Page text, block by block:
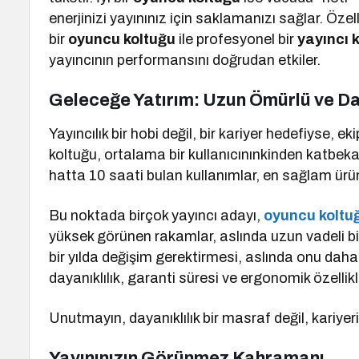
enerjinizi yayınınız için saklamanızı sağlar.
bir oyuncu koltuğu ile profesyonel biryayıncı
yayıncının performansını doğrudan etkiler.
Geleceğe Yatırım: Uzun Ömürlü ve
Yayıncılık bir hobi değil, bir kariyer hedefiyse,
koltuğu, ortalama bir kullanıcınınkinden
hatta 10 saati bulan kullanımlar, en sağlam
Bu noktada birçok yayıncı adayı, oyuncu
yüksek görünen rakamlar, aslında uzun vadeli
bir yılda değişim gerektirmesi, aslında onu
dayanıklılık, garanti süresi ve ergonomik
Unutmayın, dayanıklılık bir masraf değil,